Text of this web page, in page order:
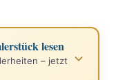
lesen
– jetzt